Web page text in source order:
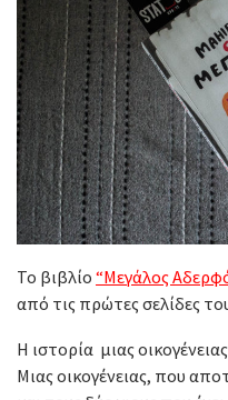
Το βιβλίο “Μεγάλος
από τις πρώτες σελίδες
Η ιστορία μιας
Μιας οικογένειας, που